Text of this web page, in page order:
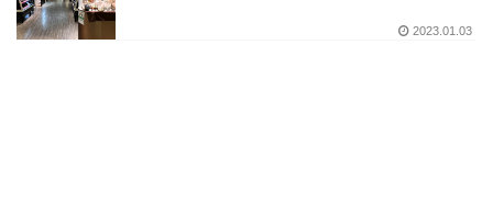
2023.01.03